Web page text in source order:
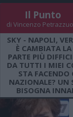
Il Punto
di Vincenzo
SKY - NAPOLI,
È CAMBIATA
PARTE PIÙ
DA TUTTI I MIEI
STA FACENDO
NAZIONALE? UN
BISOGNA